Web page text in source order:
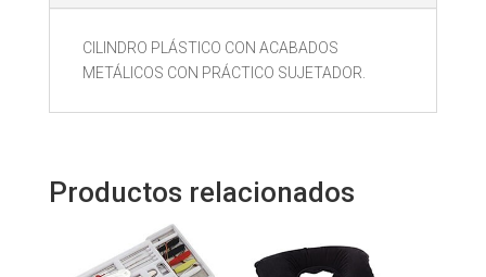
CILINDRO PLÁSTICO CON ACABADOS
METÁLICOS CON PRÁCTICO SUJETADOR.
Productos relacionados